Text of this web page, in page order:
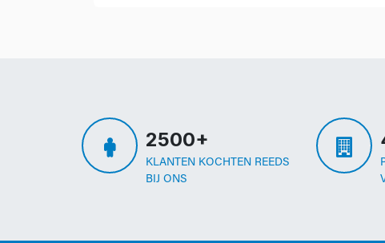
2500+
KLANTEN KOCHTEN REEDS
BIJ ONS